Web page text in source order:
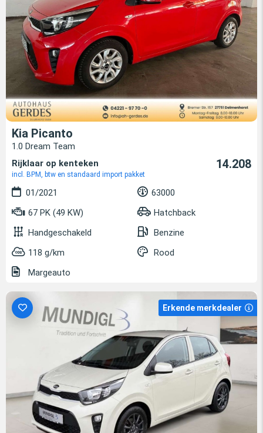
Kia Picanto
1.0 Dream Team
Rijklaar op kenteken
incl. BPM, btw en standaard import pakket
14.208
01/2021
63000
67 PK (49 KW)
Hatchback
Handgeschakeld
Benzine
118 g/km
Rood
Margeauto
Erkende merkdealer